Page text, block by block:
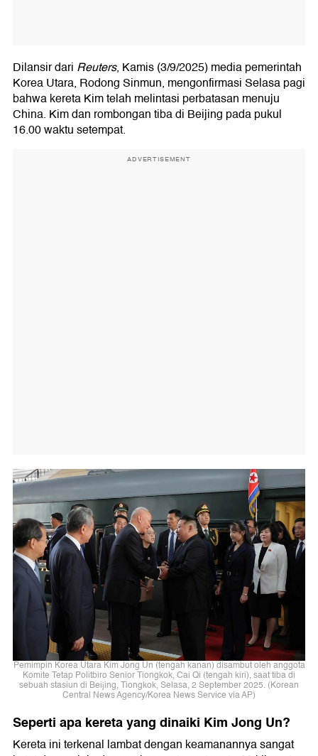
Dilansir dari Reuters, Kamis (3/9/2025) media pemerintah
Korea Utara, Rodong Sinmun, mengonfirmasi Selasa pagi
bahwa kereta Kim telah melintasi perbatasan menuju
China. Kim dan rombongan tiba di Beijing pada pukul
16.00 waktu setempat.
ADVERTISEMENT
Pemimpin Korea Utara Kim Jong Un (tengah kanan) disambut oleh anggota
Komite Tetap Politbiro Senior Tiongkok, Cai Qi (tengah kiri), saat tiba di
sebuah stasiun di Beijing, Tiongkok, Selasa, 2 September 2025. (Korean
Central News Agency/Korea News Service via AP)
Seperti apa kereta yang dinaiki Kim Jong Un?
Kereta ini terkenal lambat dengan keamanannya sangat